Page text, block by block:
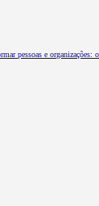
pessoas e organizações: